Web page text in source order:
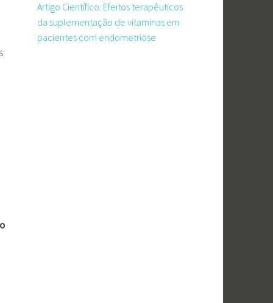
Artigo Científico: Efeitos terapêuticos
da suplementação de vitaminas em
pacientes com endometriose